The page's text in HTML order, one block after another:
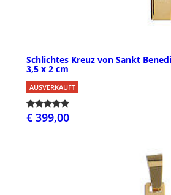
Schlichtes Kreuz von Sankt
3,5 x 2 cm
AUSVERKAUFT
€ 399,00